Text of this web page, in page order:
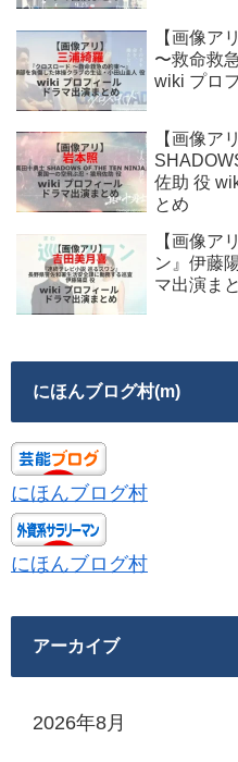
【画像ア
〜救命救
wiki プロ
【画像ア
佐助 役
とめ
【画像ア
ン』伊藤
マ出演ま
にほんブログ村(m)
にほんブログ村
にほんブログ村
アーカイブ
2026年8月